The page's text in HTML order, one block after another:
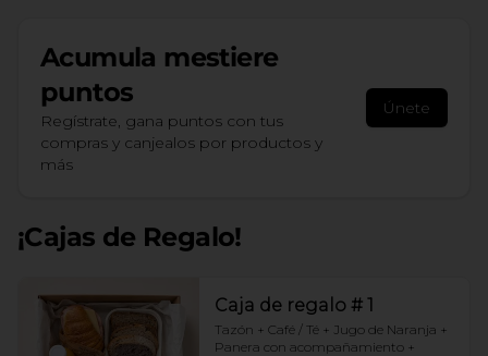
Acumula mestiere
puntos
Regístrate, gana puntos con tus
compras y canjealos por productos y
más
Únete
¡Cajas de Regalo!
Caja de regalo # 1
Tazón + Café / Té + Jugo de Naranja +
Panera con acompañamiento +